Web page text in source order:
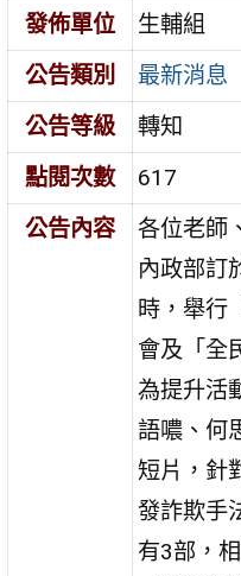
發佈單位
生輔組
公告類別
最新消息
公告等級
轉知
點閱次數
617
公告內容
各位老師
內政部訂
時，舉行
會及「全
為提升活
語噥、何
短片，針
發詐欺手
有3部，